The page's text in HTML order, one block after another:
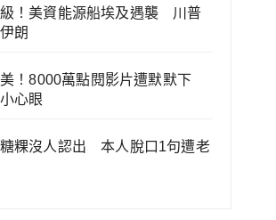
！美資能源船埃及遇襲 川普
朗
！8000萬點閱影片遭默默下
心眼
粿沒人認出 本人脫口1句遭老